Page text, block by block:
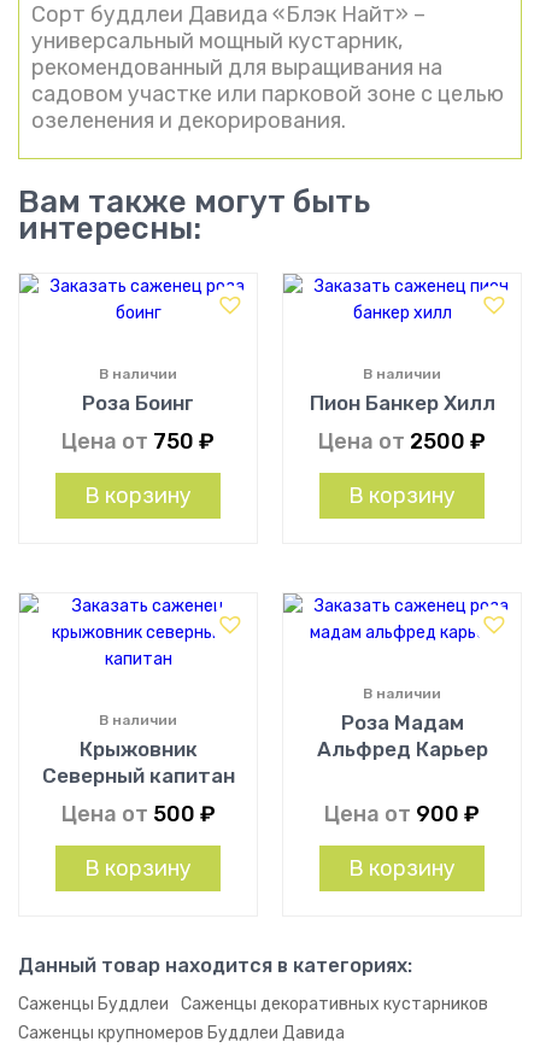
Сорт буддлеи Давида «Блэк Найт» –
универсальный мощный кустарник,
рекомендованный для выращивания на
садовом участке или парковой зоне с целью
озеленения и декорирования.
Вам также могут быть
интересны:
Роза Боинг
В наличии
Цена от 750 ₽
В корзину
Пион Банкер Хилл
В наличии
Цена от 2500 ₽
В корзину
Крыжовник
Северный капитан
В наличии
Цена от 500 ₽
В корзину
Роза Мадам
Альфред Карьер
В наличии
Цена от 900 ₽
В корзину
Данный товар находится в категориях:
Саженцы Буддлеи
Саженцы декоративных кустарников
Саженцы крупномеров Буддлеи Давида